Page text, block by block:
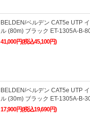
BELDEN/ベルデン CAT5e UTP
ル (80m) ブラック ET-1305A-B-
41,000円(税込45,100円)
BELDEN/ベルデン CAT5e UTP
ル (30m) ブラック ET-1305A-B-
17,900円(税込19,690円)